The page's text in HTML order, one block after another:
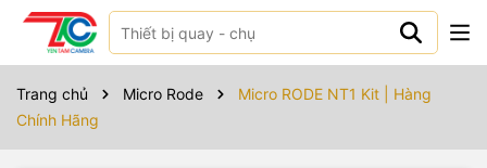
Trang chủ Micro Rode
Micro RODE NT1 Kit | Hàng
Chính Hãng
Sản phẩm bao gồm